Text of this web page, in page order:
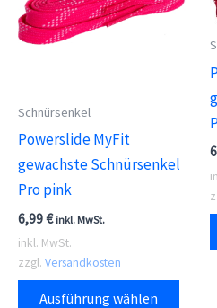
Schnürsenkel
Powerslide MyFit
gewachste Schnürsenkel
Pro pink
6,99€ inkl. MwSt.
inkl. MwSt.
zzgl. Versandkosten
Ausführung wählen
Dieses